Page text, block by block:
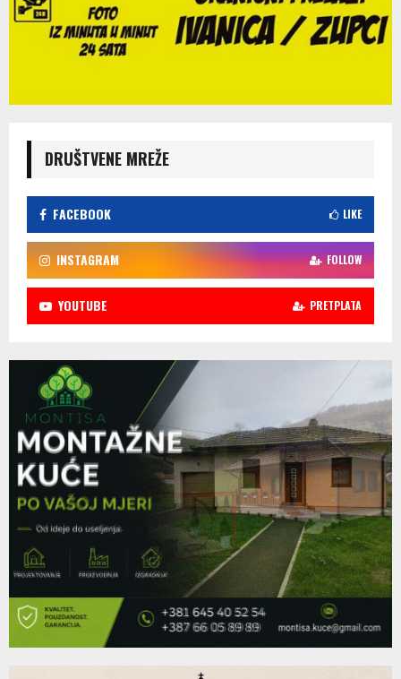
DRUŠTVENE MREŽE
FACEBOOK LIKE
INSTAGRAM FOLLOW
YOUTUBE PRETPLATA